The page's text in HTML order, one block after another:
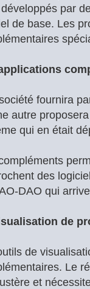
par
de base. Les
fournira
autre
qui en était
des
DAO qui
de
de
Le
et